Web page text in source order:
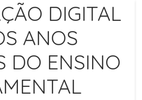
DIGITAL
ANOS
DO ENSINO